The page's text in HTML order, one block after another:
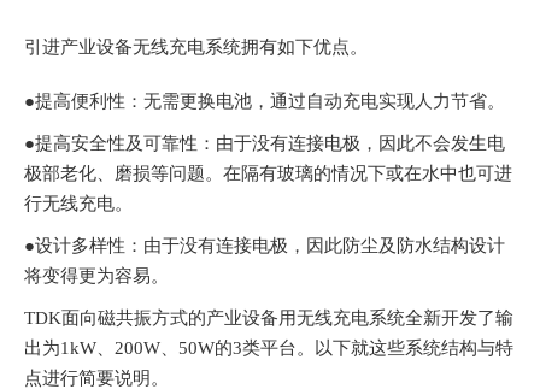
引进产业设备无线充电系统拥有如下优点。
●提高便利性：无需更换电池，通过自动充电实现人力节省。
●提高安全性及可靠性：由于没有连接电极，因此不会发生电
极部老化、磨损等问题。在隔有玻璃的情况下或在水中也可进
行无线充电。
●设计多样性：由于没有连接电极，因此防尘及防水结构设计
将变得更为容易。
TDK面向磁共振方式的产业设备用无线充电系统全新开发了输
出为1kW、200W、50W的3类平台。以下就这些系统结构与特
点进行简要说明。